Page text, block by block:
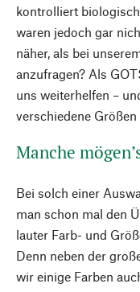
kontrolliert
waren jedoch gar
näher, als bei
anzufragen? Als
uns weiterhelfen –
verschiedene Größen
Manche
Bei solch einer
man schon mal den
lauter Farb- und
Denn neben der
wir einige Farben